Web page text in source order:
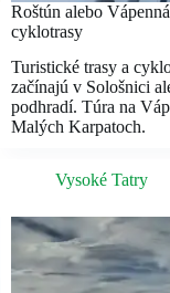
Roštún alebo
cyklotrasy
Turistické trasy a
začínajú v Sološnici
podhradí. Túra na
Malých Karpatoch.
Vysoké Tatry